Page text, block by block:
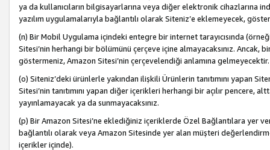
ya da kullanıcıların bilgisayarlarına veya diğer elektronik
yazılım uygulamalarıyla bağlantılı olarak Siteniz’e eklemeyecek,
(n) Bir Mobil Uygulama içindeki entegre bir internet tarayıcısında
Sitesi’nin herhangi bir bölümünü çerçeve içine almayacaksınız. Ancak,
göstermeniz, Amazon Sitesi’nin çerçevelendiği anlamına gelmeyecektir.
(o) Siteniz’deki ürünlerle yakından ilişkili Ürünlerin tanıtımını yapan
Sitesi’nin tanıtımını yapan diğer içerikleri herhangi bir açılır pencere,
yayınlamayacak ya da sunmayacaksınız.
(p) Bir Amazon Sitesi’ne eklediğiniz içeriklerde Özel Bağlantılara yer
bağlantılı olarak veya Amazon Sitesinde yer alan müşteri
içerikler içinde).